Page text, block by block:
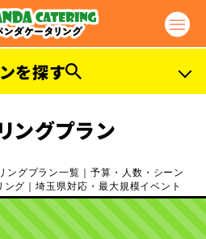
ングプラン
ングプラン一覧｜予算・人数・シーン
グ｜埼玉県対応・最大規模イベント
を探す
お1人様5,000円〜
お1人様7,000円〜